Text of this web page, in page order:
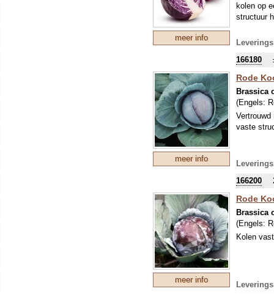
meer info
kolen op
structuur
166180
meer info
Rode
Brassica
(Engels:
vaste
166200
meer info
Rode
Brassica
(Engels:
Kolen